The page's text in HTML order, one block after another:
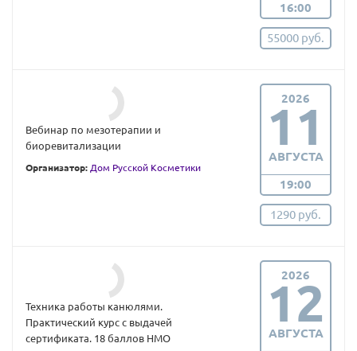
16:00
55000 руб.
Вебинар по мезотерапии и
биоревитализации
Организатор: Дом Русской Косметики
2026
11
АВГУСТА
19:00
1290 руб.
Техника работы канюлями.
Практический курс с выдачей
сертификата. 18 баллов НМО
2026
12
АВГУСТА